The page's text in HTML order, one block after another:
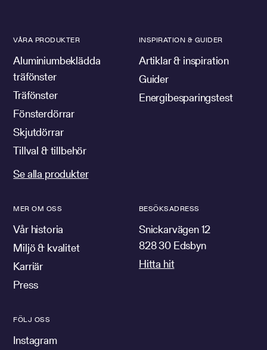
VÅRA PRODUKTER
Aluminiumbeklädda
träfönster
Träfönster
Fönsterdörrar
Skjutdörrar
Tillval & tillbehör
Se alla produkter
INSPIRATION & GUIDER
Artiklar & inspiration
Guider
Energibesparingstest
MER OM OSS
Vår historia
Miljö & kvalitet
Karriär
Press
BESÖKSADRESS
Snickarvägen 12
828 30 Edsbyn
Hitta hit
FÖLJ OSS
Instagram